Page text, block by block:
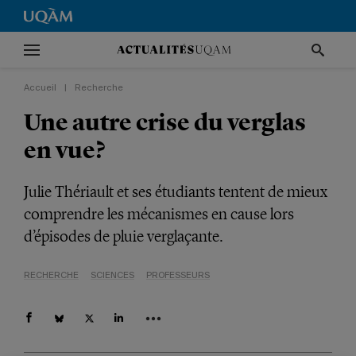
Accueil Recherche
Une autre crise du verglas
en vue?
Julie Thériault et ses étudiants tentent de mieux
comprendre les mécanismes en cause lors
d’épisodes de pluie verglaçante.
RECHERCHE SCIENCES PROFESSEURS